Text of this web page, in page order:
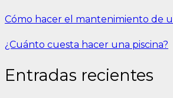
Cómo hacer el mantenimiento de
¿Cuánto cuesta hacer una piscina?
Entradas recientes